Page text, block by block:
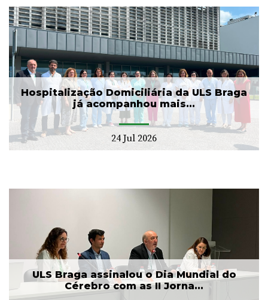
Hospitalização Domiciliária da ULS Braga
já acompanhou mais...
24 Jul 2026
ULS Braga assinalou o Dia Mundial do
Cérebro com as II Jorna...